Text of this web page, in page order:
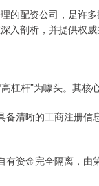
的配资公司，是许
入剖析，并提供权威
杠杆”为噱头。其核
清晰的工商注册
资金完全隔离，